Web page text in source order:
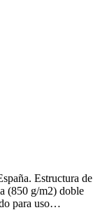
Estructura de
(850 g/m2) doble
para uso…